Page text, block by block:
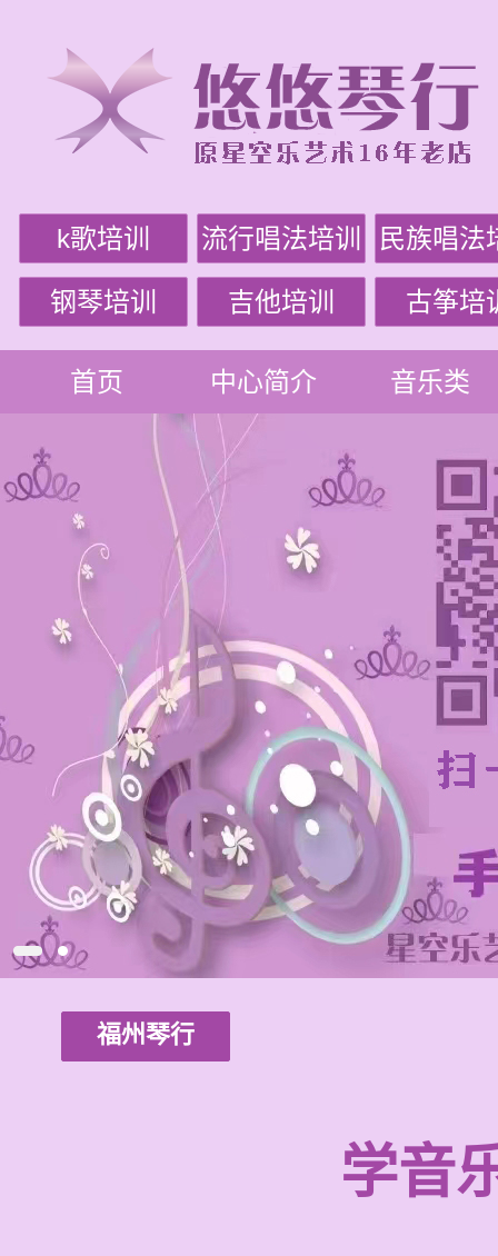
k歌培训 流行唱法培训 民族唱法
钢琴培训 吉他培训 古筝培
首页 中心简介 音乐类
福州琴行
学音